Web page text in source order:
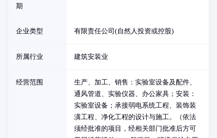
期
企业类型 有限责任公司(自然人投资或控股)
所属行业 建筑安装业
经营范围
生产、加工、销售：实验室设备及配件、
通风管道、实验仪器、办公家具；安装：
实验室设备；承接弱电系统工程、装饰装
潢工程、净化工程的设计与施工。（依法
须经批准的项目，经相关部门批准后方可